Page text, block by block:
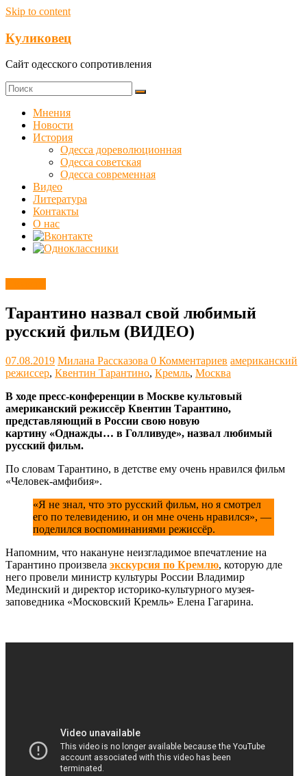
Skip to content
Куликовец
Сайт одесского сопротивления
Мнения
Новости
История
Одесса дореволюционная
Одесса советская
Одесса современная
Видео
Литература
Контакты
О нас
Тарантино назвал свой любимый
русский фильм (ВИДЕО)
07.08.2019 Милана Рассказова 0 Комментариев американский
режиссер, Квентин Тарантино, Кремль, Москва
В ходе пресс-конференции в Москве культовый
американский режиссёр Квентин Тарантино,
представляющий в России свою новую
картину «Однажды… в Голливуде», назвал любимый
русский фильм.
По словам Тарантино, в детстве ему очень нравился фильм
«Человек-амфибия».
«Я не знал, что это русский фильм, но я смотрел
его по телевидению, и он мне очень нравился», —
поделился воспоминаниями режиссёр.
Напомним, что накануне неизгладимое впечатление на
Тарантино произвела экскурсия по Кремлю, которую дле
него провели министр культуры России Владимир
Мединский и директор историко-культурного музея-
заповедника «Московский Кремль» Елена Гагарина.